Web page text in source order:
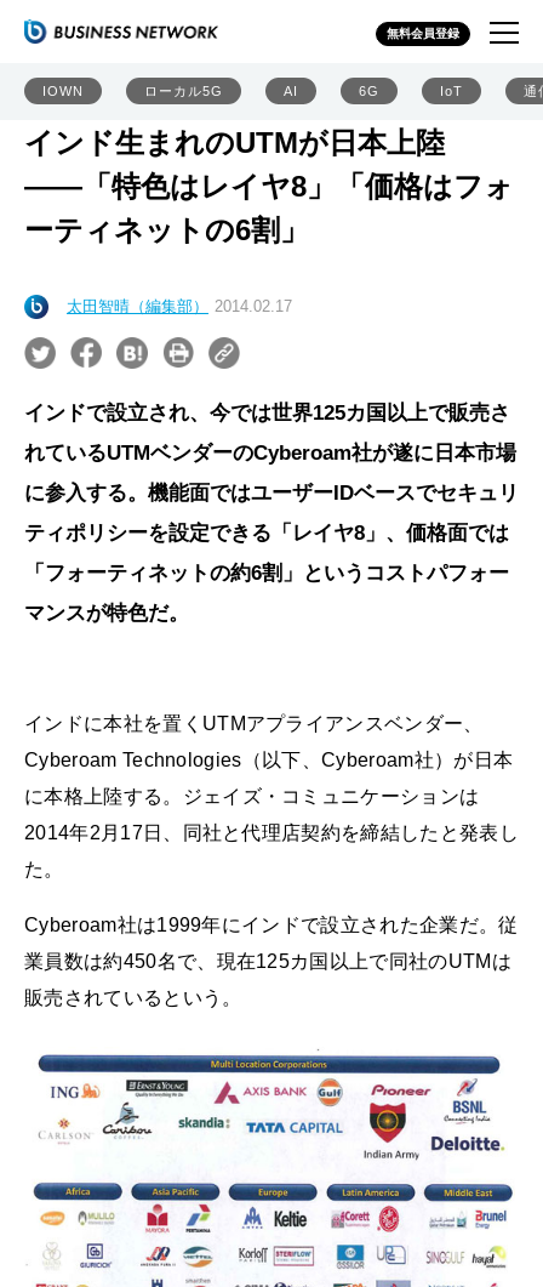
無料会員登録
IOWN ローカル5G AI 6G IoT 通
インド生まれのUTMが日本上陸
――「特色はレイヤ8」「価格はフォ
ーティネットの6割」
太田智晴（編集部） 2014.02.17
インドで設立され、今では世界125カ国以上で販売さ
れているUTMベンダーのCyberoam社が遂に日本市場
に参入する。機能面ではユーザーIDベースでセキュリ
ティポリシーを設定できる「レイヤ8」、価格面では
「フォーティネットの約6割」というコストパフォー
マンスが特色だ。
インドに本社を置くUTMアプライアンスベンダー、
Cyberoam Technologies（以下、Cyberoam社）が日本
に本格上陸する。ジェイズ・コミュニケーションは
2014年2月17日、同社と代理店契約を締結したと発表し
た。
Cyberoam社は1999年にインドで設立された企業だ。従
業員数は約450名で、現在125カ国以上で同社のUTMは
販売されているという。